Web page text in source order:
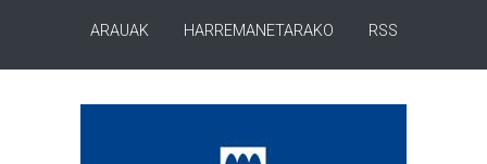
ARAUAK HARREMANETARAKO RSS